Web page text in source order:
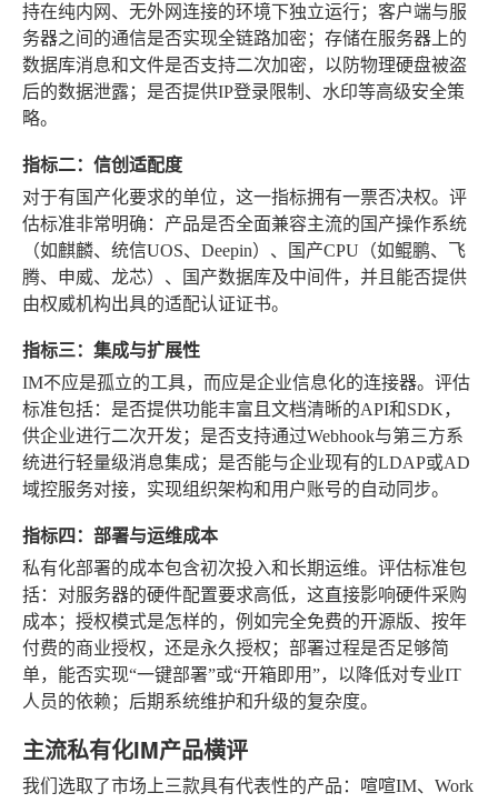
持在纯内网、无外网连接的环境下独立运行；客户端与服
务器之间的通信是否实现全链路加密；存储在服务器上的
数据库消息和文件是否支持二次加密，以防物理硬盘被盗
后的数据泄露；是否提供IP登录限制、水印等高级安全策
略。
指标二：信创适配度
对于有国产化要求的单位，这一指标拥有一票否决权。评
估标准非常明确：产品是否全面兼容主流的国产操作系统
（如麒麟、统信UOS、Deepin）、国产CPU（如鲲鹏、飞
腾、申威、龙芯）、国产数据库及中间件，并且能否提供
由权威机构出具的适配认证证书。
指标三：集成与扩展性
IM不应是孤立的工具，而应是企业信息化的连接器。评估
标准包括：是否提供功能丰富且文档清晰的API和SDK，
供企业进行二次开发；是否支持通过Webhook与第三方系
统进行轻量级消息集成；是否能与企业现有的LDAP或AD
域控服务对接，实现组织架构和用户账号的自动同步。
指标四：部署与运维成本
私有化部署的成本包含初次投入和长期运维。评估标准包
括：对服务器的硬件配置要求高低，这直接影响硬件采购
成本；授权模式是怎样的，例如完全免费的开源版、按年
付费的商业授权，还是永久授权；部署过程是否足够简
单，能否实现“一键部署”或“开箱即用”，以降低对专业IT
人员的依赖；后期系统维护和升级的复杂度。
主流私有化IM产品横评
我们选取了市场上三款具有代表性的产品：喧喧IM、Work